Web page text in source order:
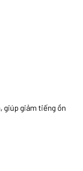
giúp giảm tiếng ồn